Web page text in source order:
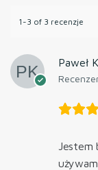
1-3 of 3 recenzje
Paweł
Jestem